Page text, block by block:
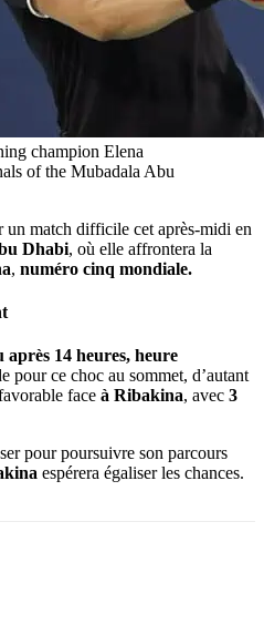
champion Elena
of the Mubadala Abu
un match difficile cet après-midi en
Dhabi, où elle affrontera la
, numéro cinq mondiale.
après 14 heures, heure
pour ce choc au sommet, d’autant
face à Ribakina, avec 3
pour poursuivre son parcours
espérera égaliser les chances.